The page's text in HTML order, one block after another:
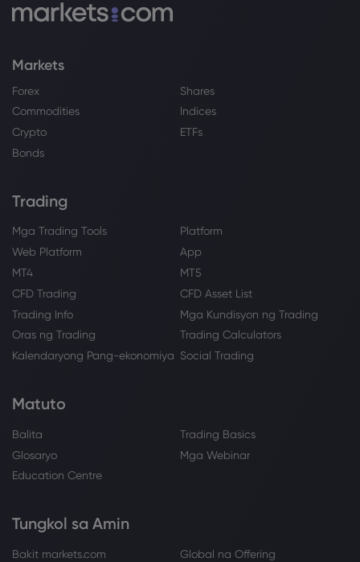
Markets
Forex
Shares
Commodities
Indices
Crypto
ETFs
Bonds
Trading
Mga Trading Tools
Platform
Web Platform
App
MT4
MT5
CFD Trading
CFD Asset List
Trading Info
Mga Kundisyon ng Trading
Oras ng Trading
Trading Calculators
Kalendaryong Pang-ekonomiya Social Trading
Matuto
Balita
Trading Basics
Glosaryo
Mga Webinar
Education Centre
Tungkol sa Amin
Bakit markets.com
Global na Offering